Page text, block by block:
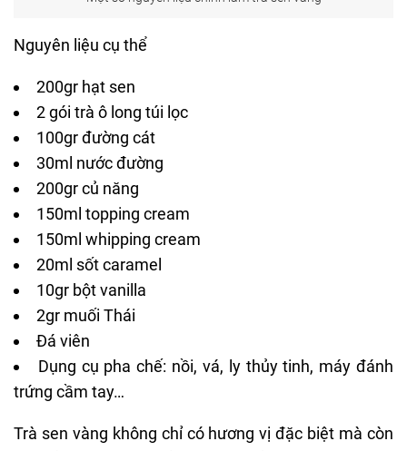
Nguyên liệu cụ thể
200gr hạt sen
2 gói trà ô long túi lọc
100gr đường cát
30ml nước đường
200gr củ năng
150ml topping cream
150ml whipping cream
20ml sốt caramel
10gr bột vanilla
2gr muối Thái
Đá viên
Dụng cụ pha chế: nồi, vá, ly thủy tinh, máy đánh
trứng cầm tay…
Trà sen vàng không chỉ có hương vị đặc biệt mà còn